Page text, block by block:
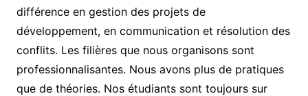
différence en gestion des projets de
développement, en communication et résolution des
conflits. Les filières que nous organisons sont
professionnalisantes. Nous avons plus de pratiques
que de théories. Nos étudiants sont toujours sur